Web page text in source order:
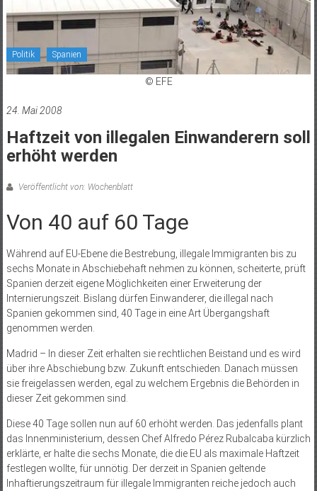
Politik Spanien
© EFE
24. Mai 2008
Haftzeit von illegalen Einwanderern soll
erhöht werden
Veröffentlicht von: Wochenblatt
Von 40 auf 60 Tage
Während auf EU-Ebene die Bestrebung, illegale Immigranten bis zu
sechs Monate in Abschiebehaft nehmen zu können, scheiterte, prüft
Spanien derzeit eigene Möglichkeiten einer Erweiterung der
Internierungszeit. Bislang dürfen Einwanderer, die illegal nach
Spanien gekommen sind, 40 Tage in eine Art Übergangshaft
genommen werden.
Madrid – In dieser Zeit erhalten sie rechtlichen Beistand und es wird
über ihre Abschiebung bzw. Zukunft entschieden. Danach müssen
sie freigelassen werden, egal zu welchem Ergebnis die Behörden in
dieser Zeit gekommen sind.
Diese 40 Tage sollen nun auf 60 erhöht werden. Das jedenfalls plant
das Innenminis­terium, dessen Chef Alfredo Pérez Rubalcaba kürzlich
erklärte, er halte die sechs Monate, die die EU als maximale Haftzeit
festlegen wollte, für unnötig. Der derzeit in Spanien geltende
Inhaftierungszeitraum für illegale Immigranten reiche jedoch auch